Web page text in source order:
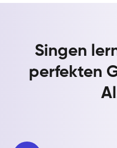
Singen
perfekten